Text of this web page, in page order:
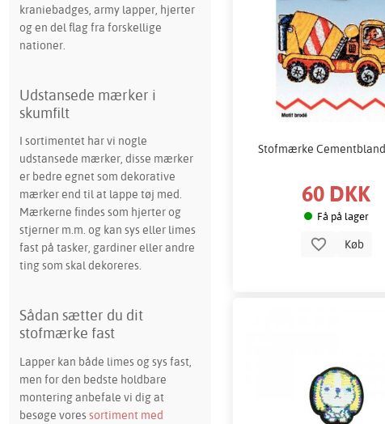
kraniebadges, army lapper, hjerter
og en del flag fra forskellige
nationer.
Udstansede mærker i
skumfilt
I sortimentet har vi nogle
udstansede mærker, disse mærker
er bedre egnet som dekorative
mærker end til at lappe tøj med.
Mærkerne findes som hjerter og
stjerner m.m. og kan sys eller limes
fast på tasker, gardiner eller andre
ting som skal dekoreres.
Sådan sætter du dit
stofmærke fast
Lapper kan både limes og sys fast,
men for den bedste holdbare
montering anbefale vi dig at
besøge vores sortiment med
Stofmærke
60 DKK
Få på lager
Køb